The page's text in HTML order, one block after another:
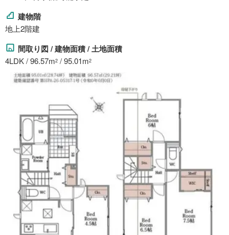
建物階
地上2階建
間取り図 / 建物面積 / 土地面積
4LDK / 96.57m2 / 95.01m2